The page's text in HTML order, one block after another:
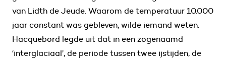
van Lidth de Jeude. Waarom de temperatuur 10.000
jaar constant was gebleven, wilde iemand weten.
Hacquebord legde uit dat in een zogenaamd
‘interglaciaal’, de periode tussen twee ijstijden, de